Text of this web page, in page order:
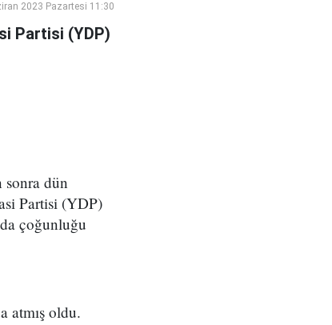
2023 Pazartesi 11:30
Partisi (YDP)
sonra dün
Partisi (YDP)
çoğunluğu
atmış oldu.